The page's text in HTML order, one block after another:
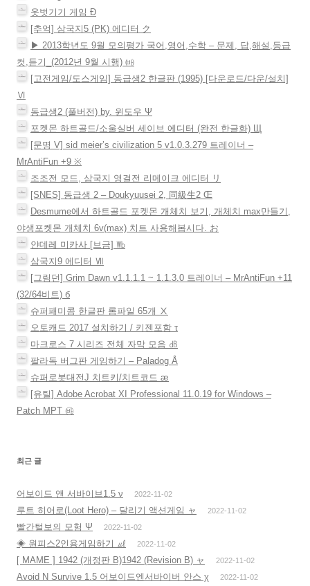
이
션
옷벗기기 게임 Ð
[추억] 삼국지5 (PK) 에디터 ク
▶ 2013학년도 9월 모의평가 국어,영어,수학 – 문제, 답,해설,등급
컷,듣기_(2012년 9월 시행) ㈓
[고전게임/도스게임] 동급생2 한글판 (1995) [다운로드/다운/설치]
Ⅵ
동급생2 (풀버전) by. 윈도우 Ψ
포켓몬 하트골드/소울실버 세이브 에디터 (완전 한글화) Щ
[문명 V] sid meier’s civilization 5 v1.0.3.279 트레이너 –
MrAntiFun +9 ※
조조전 모드, 삼국지 영걸전 리메이크 에디터 リ
[SNES] 동급생 2 – Doukyuusei 2, 同級生2 Œ
Desmume에서 하트골드 포켓몬 개체치 보기, 개체치 max만들기,
야생포켓몬 개체치 6v(max) 치트 사용해봅시다. お
얀데레 미카사 [브금] ㏝
삼국지9 에디터 Ⅶ
[그림던] Grim Dawn v1.1.1.1 ~ 1.1.3.0 트레이너 – MrAntiFun +11
(32/64비트) б
슈퍼패미콤 한글판 롬파일 65개 Ⅹ
오토캐드 2017 설치하기 / 키젠포함 τ
마크로스 7 시리즈 전체 자막 모음 ㏈
팔라독 버그판 게임하기 – Paladog Å
슈퍼로봇대전J 치트키/치트코드 æ
[유틸] Adobe Acrobat XI Professional 11.0.19 for Windows –
Patch MPT ㉳
최근 글
어보이드 앤 서바이브1.5 ν 2022-11-02
루트 히어로(Loot Hero) – 달리기 액션게임 ャ 2022-11-02
빨간털보의 모험 Ψ 2022-11-02
◈ 원피스2인용게임하기 ㎕ 2022-11-02
[ MAME ] 1942 (개정판 B)1942 (Revision B) ャ 2022-11-02
Avoid N Survive 1.5 어보이드엔서바이버 안스 χ 2022-11-02